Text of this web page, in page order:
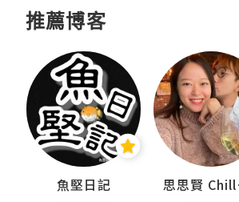
推薦博客
魚堅日記